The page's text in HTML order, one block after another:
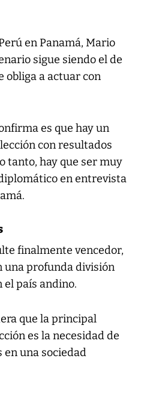
en Panamá, Mario
sigue siendo el de
obliga a actuar con
es que hay un
con resultados
tanto, hay que ser muy
en entrevista
finalmente vencedor,
una profunda división
país andino.
que la principal
es la necesidad de
una sociedad